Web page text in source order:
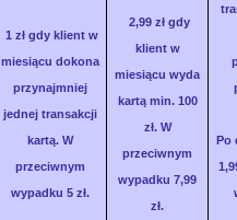
1 zł gdy klient w
miesiącu dokona
przynajmniej
jednej transakcji
kartą. W
przeciwnym
wypadku 5 zł.
2,99 zł gdy
klient w
miesiącu wyda
kartą min. 100
zł. W
przeciwnym
wypadku 7,99
zł.
Po